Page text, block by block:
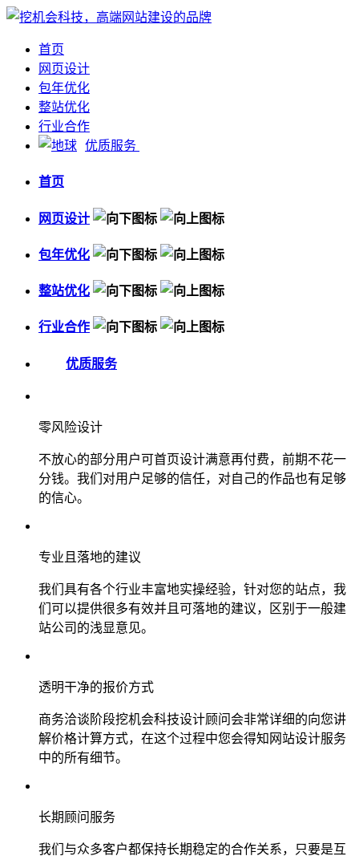
首页
网页设计
包年优化
整站优化
行业合作
优质服务
首页
网页设计
包年优化
整站优化
行业合作
优质服务
零风险设计
不放心的部分用户可首页设计满意再付费，前期不花一
分钱。我们对用户足够的信任，对自己的作品也有足够
的信心。
专业且落地的建议
我们具有各个行业丰富地实操经验，针对您的站点，我
们可以提供很多有效并且可落地的建议，区别于一般建
站公司的浅显意见。
透明干净的报价方式
商务洽谈阶段挖机会科技设计顾问会非常详细的向您讲
解价格计算方式，在这个过程中您会得知网站设计服务
中的所有细节。
长期顾问服务
我们与众多客户都保持长期稳定的合作关系，只要是互